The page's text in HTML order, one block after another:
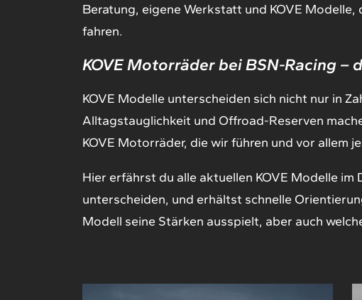
Beratung, eigene Werkstatt und KOVE
fahren.
KOVE Motorräder bei BSN-Racing –
KOVE Modelle unterscheiden sich nicht nur in
Alltagstauglichkeit und Offroad-Reserven
KOVE Motorräder, die wir führen und vor allem
Hier erfährst du alle aktuellen KOVE Modelle
unterscheiden, und erhältst schnelle
Modell seine Stärken ausspielt, aber auch